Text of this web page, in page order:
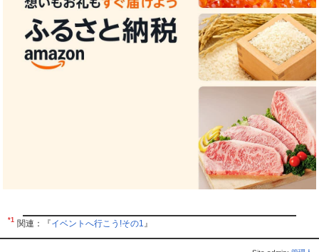
*1 関連：『イベントへ行こう!その1 』